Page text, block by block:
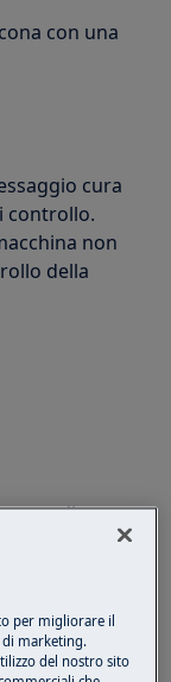
con una
cura
controllo.
non
della
di
per
risultati
per migliorare il
marketing.
del nostro sito